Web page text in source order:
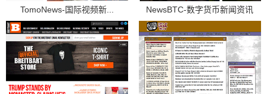
TomoNews-国际视频新... NewsBTC-数字货币新闻资讯